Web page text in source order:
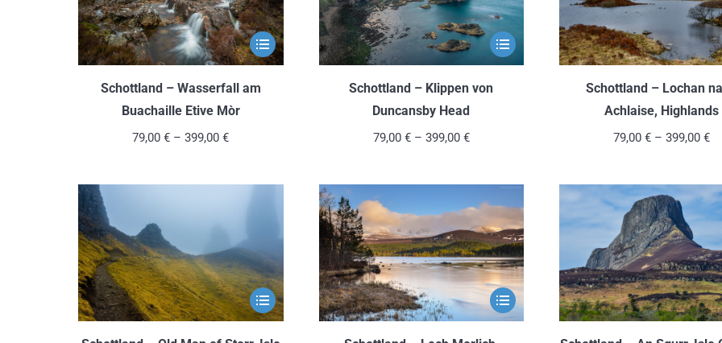
Dieses
Produkt
weist
der
Produktseite
gewählt
Schottland – Wasserfall am
Buachaille Etive Mòr
79,00€ –399,00€
Dieses
Produkt
weist
Optionen
können
auf
der
Produktseite
gewählt
Schottland – Klippen von
Duncansby Head
79,00 €– 399,00 €
Schottland – Lochan
Achlaise, Highlands
79,00€ –399,00€
Dieses
Produkt
Dieses
Produkt